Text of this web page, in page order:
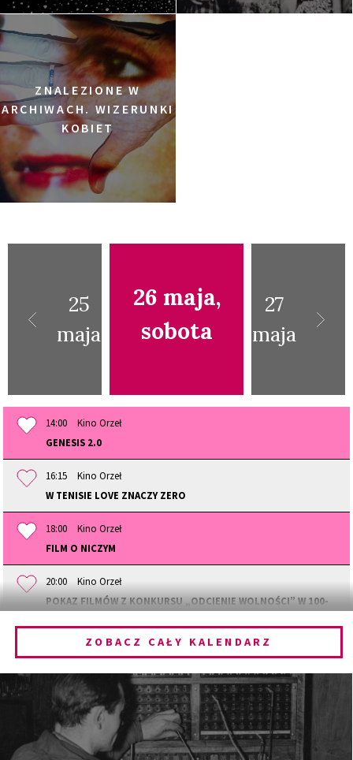
ZNALEZIONE W
ARCHIWACH. WIZERUNKI
KOBIET
25
maja
26 maja,
sobota
27
maja
14:00
Kino Orzeł
GENESIS 2.0
16:15
Kino Orzeł
W TENISIE LOVE ZNACZY ZERO
18:00
Kino Orzeł
FILM O NICZYM
20:00
Kino Orzeł
POKAZ FILMÓW Z KONKURSU „ODCIENIE WOLNOŚCI” W 100-
ZOBACZ CAŁY KALENDARZ